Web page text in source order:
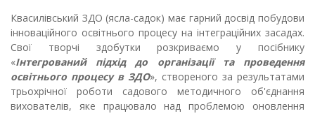
Квасилівський ЗДО (ясла-садок) має гарний досвід побудови
інноваційного освітнього процесу на інтеграційних засадах.
Свої творчі здобутки розкриваємо у посібнику
«Інтегрований підхід до організації та проведення
освітнього процесу в ЗДО», створеного за результатами
трьохрічної роботи садового методичного об'єднання
вихователів, яке працювало над проблемою оновлення